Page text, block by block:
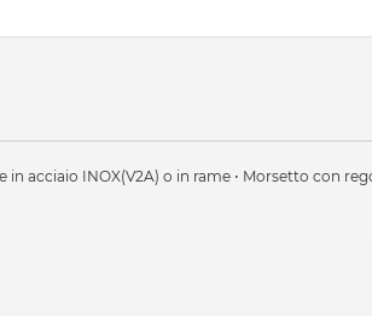
acciaio INOX(V2A) o in rame • Morsetto con